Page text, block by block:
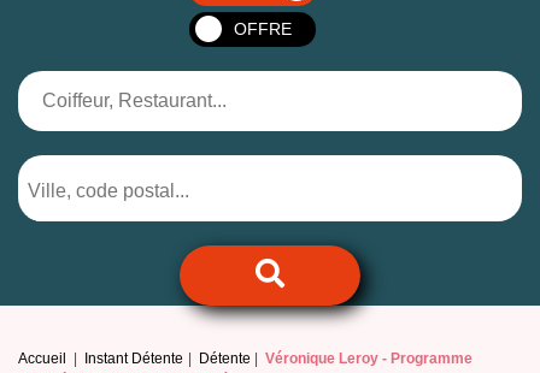
OFFRE
Accueil Instant Détente Détente Véronique Leroy - Programme